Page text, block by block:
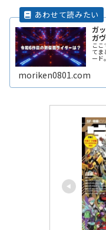
ガ
ガ
こ
てま
ード
す
moriken0801.com